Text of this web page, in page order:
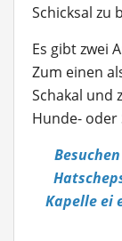
Schicksal zu
Es gibt zwei
Zum einen
Schakal und
Hunde- oder
Kapelle ei